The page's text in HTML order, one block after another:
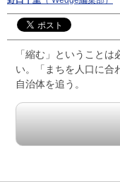
「縮む」ということ
い。「まちを人口に合
自治体を追う。